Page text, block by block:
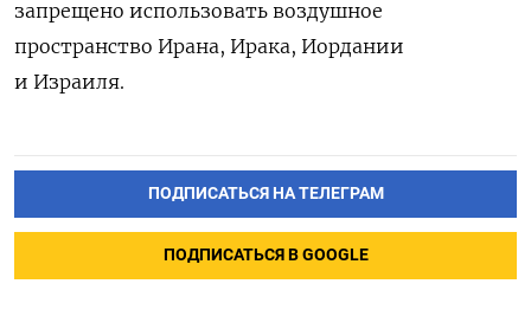
запрещено использовать воздушное
пространство Ирана, Ирака, Иордании
и Израиля.
ПОДПИСАТЬСЯ НА ТЕЛЕГРАМ
ПОДПИСАТЬСЯ В GOOGLE